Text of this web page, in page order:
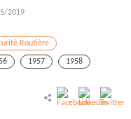
2019
Routière
1957
1958